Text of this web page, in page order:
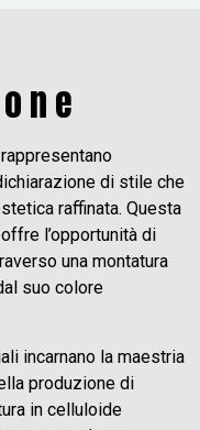
di stile che
raffinata. Questa
l’opportunità di
una montatura
suo colore
incarnano la maestria
produzione di
in celluloide